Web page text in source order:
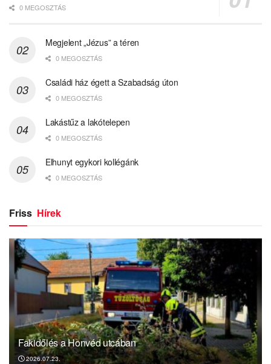
0 MEGOSZTÁS
Megjelent „Jézus” a téren
0 MEGOSZTÁS
Családi ház égett a Szabadság úton
0 MEGOSZTÁS
Lakástűz a lakótelepen
0 MEGOSZTÁS
Elhunyt egykori kollégánk
0 MEGOSZTÁS
Friss Hírek
Fakidőlés a Honvéd utcában
2026.07.23.